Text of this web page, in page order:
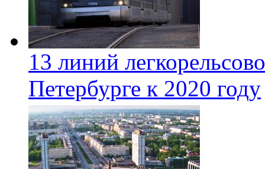
13 линий
Петербурге к 2020 году